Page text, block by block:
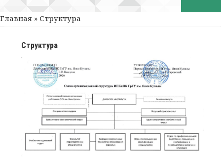
Главная » Структура
Структура